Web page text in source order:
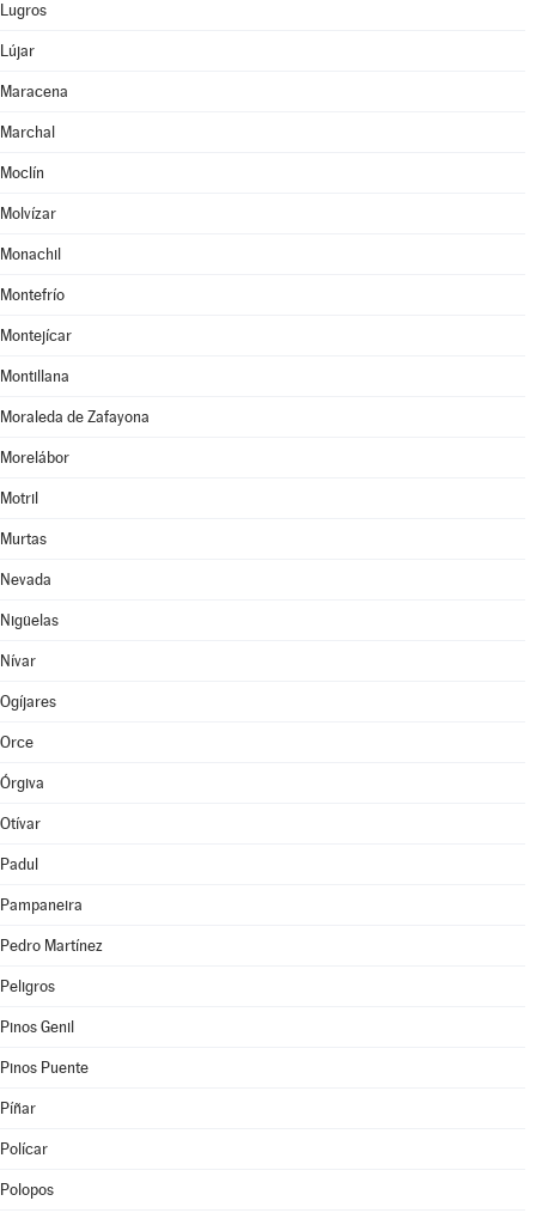
Lugros
Lújar
Maracena
Marchal
Moclín
Molvízar
Monachil
Montefrío
Montejícar
Montillana
Moraleda de Zafayona
Morelábor
Motril
Murtas
Nevada
Nigüelas
Nívar
Ogíjares
Orce
Órgiva
Otívar
Padul
Pampaneira
Pedro Martínez
Peligros
Pinos Genil
Pinos Puente
Píñar
Polícar
Polopos